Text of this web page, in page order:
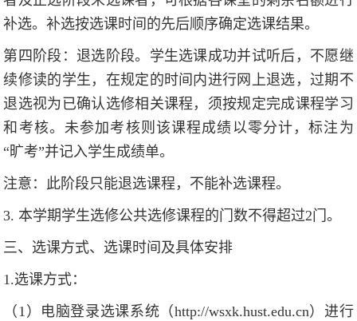
补选。补选按选课时间的先后顺序确定选课结果。
第四阶段：退选阶段。学生选课成功并试听后，不愿继
续修读的学生，在规定的时间内进行网上退选，过期不
退选视为已确认选修相关课程，须按规定完成课程学习
和考核。未参加考核则该课程成绩以零分计，标注为
“旷考”并记入学生成绩单。
注意：此阶段只能退选课程，不能补选课程。
3. 本学期学生选修公共选修课程的门数不得超过2门。
三、选课方式、选课时间及具体安排
1.选课方式：
（1）电脑登录选课系统（http://wsxk.hust.edu.cn）进行